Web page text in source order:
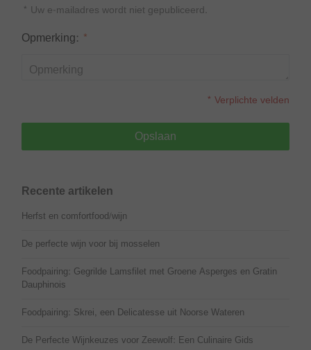
* Uw e-mailadres wordt niet gepubliceerd.
Opmerking: *
* Verplichte velden
Opslaan
Recente artikelen
Herfst en comfortfood/wijn
De perfecte wijn voor bij mosselen
Foodpairing: Gegrilde Lamsfilet met Groene Asperges en Gratin
Dauphinois
Foodpairing: Skrei, een Delicatesse uit Noorse Wateren
De Perfecte Wijnkeuzes voor Zeewolf: Een Culinaire Gids